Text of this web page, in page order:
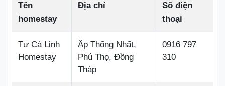
Tên
homestay
Địa chỉ
Số điện
thoại
Tư Cá Linh
Homestay
Ấp Thống Nhất,
Phú Thọ, Đồng
Tháp
0916 797
310